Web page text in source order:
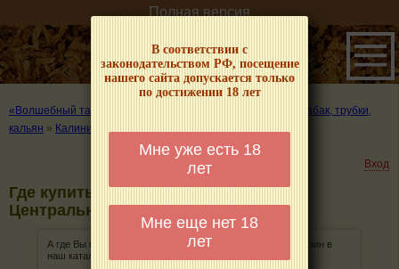
В соответствии с
законодательством РФ, посещение
нашего сайта допускается только
по достижении 18 лет
Мне уже есть 18
лет
Мне еще нет 18
лет
Полная версия
«Волшебный табачок» – о табаке и курении
Где купить табак, трубки,
кальян » Калининград
Вход
Где купить табак, трубки, кальян в
Центральном районе в Калининграде
А где Вы покупаете табак, трубки, кальян? Добавьте магазин в
наш каталог!